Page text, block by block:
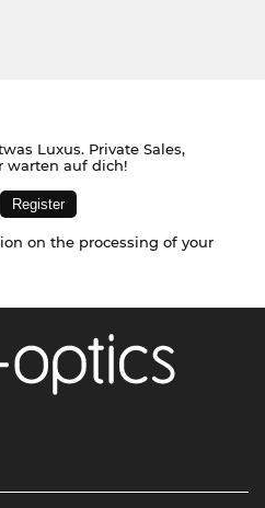
Luxus. Private Sales,
warten auf dich!
on the processing of your